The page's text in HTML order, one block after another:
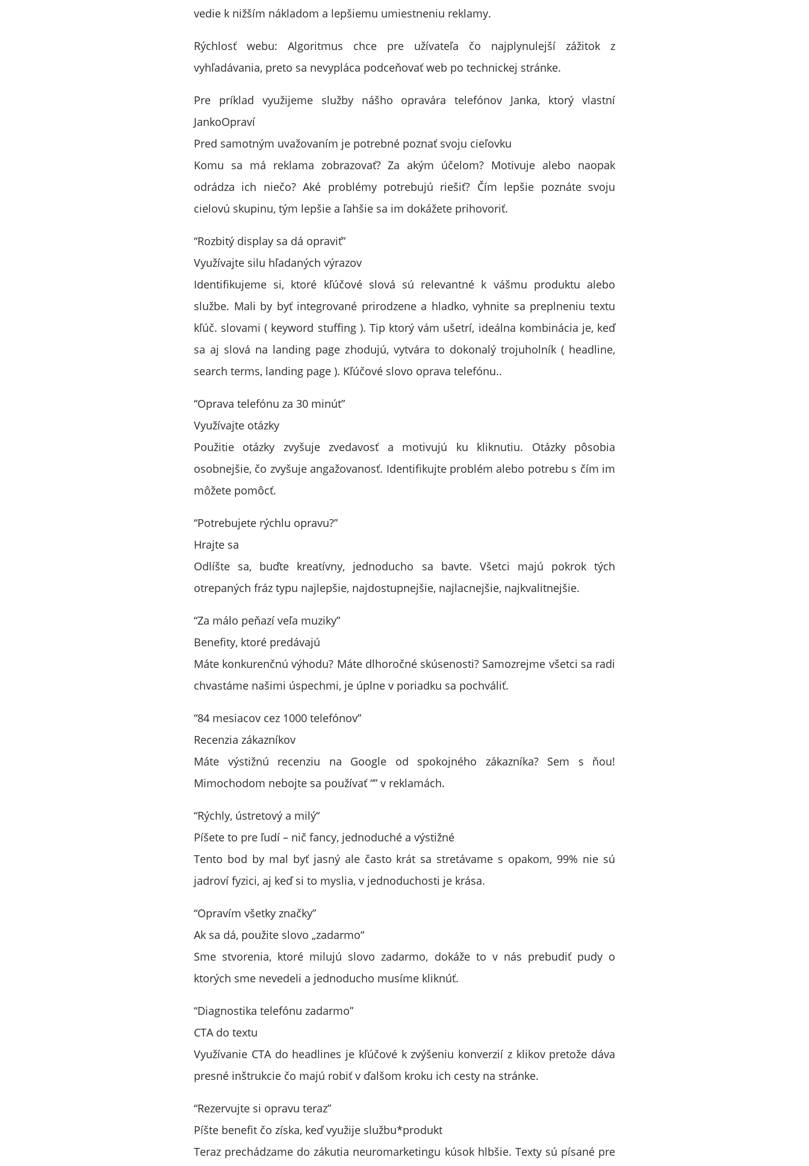
vedie k nižším nákladom a lepšiemu umiestneniu reklamy.
Rýchlosť webu: Algoritmus chce pre užívateľa čo najplynulejší zážitok z
vyhľadávania, preto sa nevypláca podceňovať web po technickej stránke.
Pre príklad využijeme služby nášho opravára telefónov Janka, ktorý vlastní
JankoOpraví
Pred samotným uvažovaním je potrebné poznať svoju cieľovku
Komu sa má reklama zobrazovať? Za akým účelom? Motivuje alebo naopak
odrádza ich niečo? Aké problémy potrebujú riešiť? Čím lepšie poznáte svoju
cielovú skupinu, tým lepšie a ľahšie sa im dokážete prihovoriť.
“Rozbitý display sa dá opraviť”
Využívajte silu hľadaných výrazov
Identifikujeme si, ktoré kľúčové slová sú relevantné k vášmu produktu alebo
službe. Mali by byť integrované prirodzene a hladko, vyhnite sa preplneniu textu
kľúč. slovami ( keyword stuffing ). Tip ktorý vám ušetrí, ideálna kombinácia je, keď
sa aj slová na landing page zhodujú, vytvára to dokonalý trojuholník ( headline,
search terms, landing page ). Kľúčové slovo oprava telefónu..
“Oprava telefónu za 30 minút”
Využívajte otázky
Použitie otázky zvyšuje zvedavosť a motivujú ku kliknutiu. Otázky pôsobia
osobnejšie, čo zvyšuje angažovanosť. Identifikujte problém alebo potrebu s čím im
môžete pomôcť.
“Potrebujete rýchlu opravu?”
Hrajte sa
Odlíšte sa, buďte kreatívny, jednoducho sa bavte. Všetci majú pokrok tých
otrepaných fráz typu najlepšie, najdostupnejšie, najlacnejšie, najkvalitnejšie.
“Za málo peňazí veľa muziky”
Benefity, ktoré predávajú
Máte konkurenčnú výhodu? Máte dlhoročné skúsenosti? Samozrejme všetci sa radi
chvastáme našimi úspechmi, je úplne v poriadku sa pochváliť.
“84 mesiacov cez 1000 telefónov”
Recenzia zákazníkov
Máte výstižnú recenziu na Google od spokojného zákazníka? Sem s ňou!
Mimochodom nebojte sa používať “” v reklamách.
“Rýchly, ústretový a milý“
Píšete to pre ľudí – nič fancy, jednoduché a výstižné
Tento bod by mal byť jasný ale často krát sa stretávame s opakom, 99% nie sú
jadroví fyzici, aj keď si to myslia, v jednoduchosti je krása.
“Opravím všetky značky”
Ak sa dá, použite slovo „zadarmo“
Sme stvorenia, ktoré milujú slovo zadarmo, dokáže to v nás prebudiť pudy o
ktorých sme nevedeli a jednoducho musíme kliknúť.
“Diagnostika telefónu zadarmo”
CTA do textu
Využívanie CTA do headlines je kľúčové k zvýšeniu konverzií z klikov pretože dáva
presné inštrukcie čo majú robiť v ďalšom kroku ich cesty na stránke.
“Rezervujte si opravu teraz”
Píšte benefit čo získa, keď využije službu*produkt
Teraz prechádzame do zákutia neuromarketingu kúsok hlbšie. Texty sú písané pre